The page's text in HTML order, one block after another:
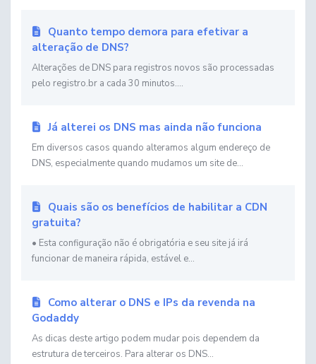
Quanto tempo demora para efetivar a
alteração de DNS?
Alterações de DNS para registros novos são processadas
pelo registro.br a cada 30 minutos....
Já alterei os DNS mas ainda não funciona
Em diversos casos quando alteramos algum endereço de
DNS, especialmente quando mudamos um site de...
Quais são os benefícios de habilitar a CDN
gratuita?
• Esta configuração não é obrigatória e seu site já irá
funcionar de maneira rápida, estável e...
Como alterar o DNS e IPs da revenda na
Godaddy
As dicas deste artigo podem mudar pois dependem da
estrutura de terceiros. Para alterar os DNS...